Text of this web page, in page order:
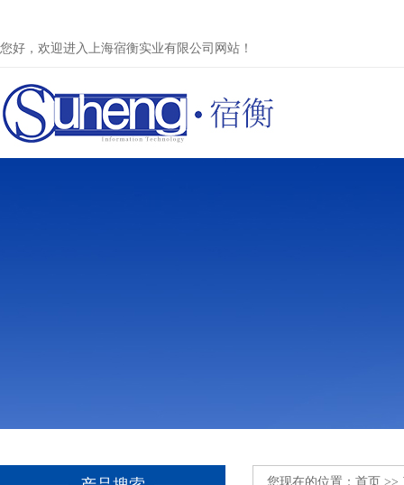
您好，欢迎进入上海宿衡实业有限公司网站！
您现在的位置： 首页 >>